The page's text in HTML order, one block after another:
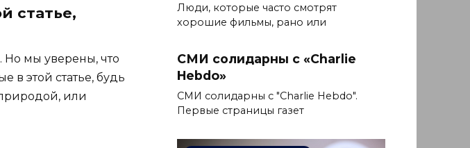
статье,
мы уверены, что
в этой статье, будь
или
Люди, которые часто смотрят
хорошие фильмы, рано или
СМИ солидарны с «Charlie
Hebdo»
СМИ солидарны с "Charlie Hebdo".
Первые страницы газет